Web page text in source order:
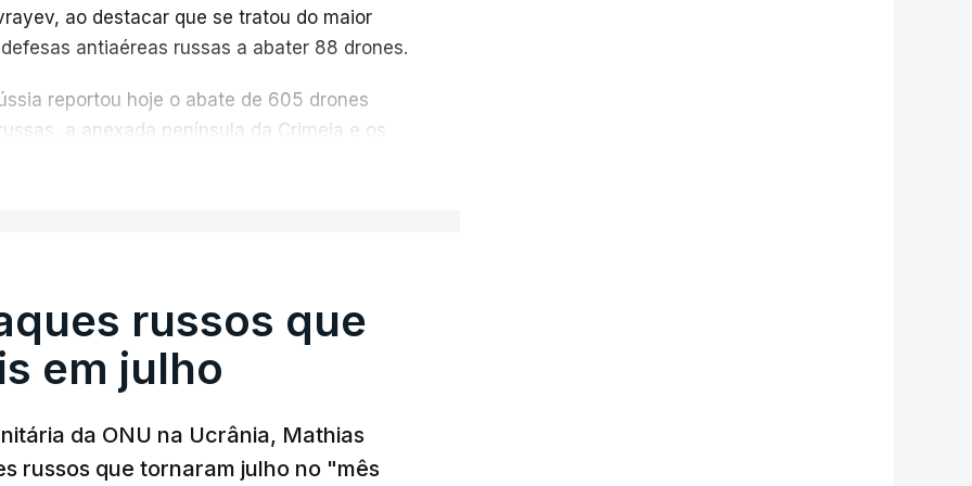
ao destacar que se tratou do maior
antiaéreas russas a abater 88 drones.
reportou hoje o abate de 605 drones
a anexada península da Crimeia e os
contra Yaroslavl.
as janelas sofreram danos, vários
receberão indemnizações", indicou,
haver destroços de drones" .
a circulação na autoestrada para
para que "se abstenha de viagens
russos que
em julho
da ONU na Ucrânia, Mathias
russos que tornaram julho no "mês